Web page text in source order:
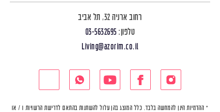
רחוב ארניה 32, תל אביב
טלפון: 03-5632695
Living@azorim.co.il
* ההדמיות הינן להמחשה בלבד. כלל המוצג בהן עלול להשתנות בהתאם לדרישת הרשויות ו / או